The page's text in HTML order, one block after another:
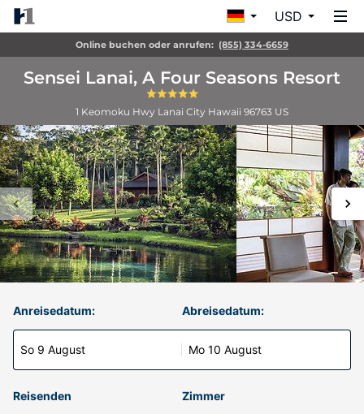
USD
Online buchen oder anrufen: (855) 334-6659
Sensei Lanai, A Four Seasons Resort
1 Keomoku Hwy Lanai City Hawaii 96763 US
Anreisedatum:
So 9 August
Abreisedatum:
Mo 10 August
Reisenden Zimmer